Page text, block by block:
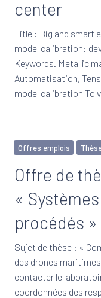
center
Title : Big and smart
model calibration:
Keywords. Metallic
Automatisation,
model calibration To
Offres emplois
Offre de
«
procédés »
Sujet de thèse : «
des drones maritimes
contacter le
coordonnées des